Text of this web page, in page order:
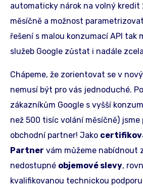
automaticky nárok na volný kredit
měsíčně a možnost
řešení s malou konzumací API tak
služeb Google zůstat i nadále
Chápeme, že zorientovat se v
nemusí být pro vás jednoduché.
zákazníkům Google s vyšší
než 500 tisíc volání měsíčně) jsme
obchodní partner! Jako
Partner vám můžeme nabídnout
nedostupné objemové slevy,
kvalifikovanou technickou